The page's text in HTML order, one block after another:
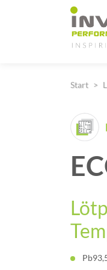
Main
Start